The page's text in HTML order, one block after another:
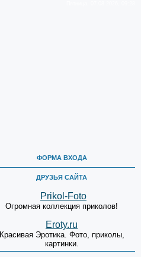
ФОРМА ВХОДА
ДРУЗЬЯ САЙТА
Prikol-Foto
Огромная коллекция приколов!
Eroty.ru
Красивая Эротика. Фото, приколы,
картинки.